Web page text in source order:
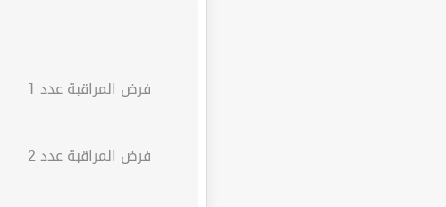
فرض المراقبة عدد 1
فرض المراقبة عدد 2